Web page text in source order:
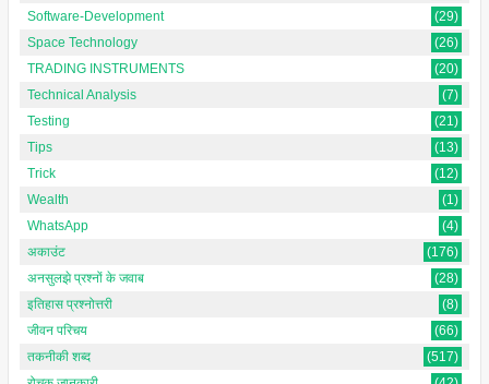
Software-Development
(29)
Space Technology
(26)
TRADING INSTRUMENTS
(20)
Technical Analysis
(7)
Testing
(21)
Tips
(13)
Trick
(12)
Wealth
(1)
WhatsApp
(4)
अकाउंट
(176)
अनसुलझे प्रश्नों के जवाब
(28)
इतिहास प्रश्नोत्तरी
(8)
जीवन परिचय
(66)
तकनीकी शब्द
(517)